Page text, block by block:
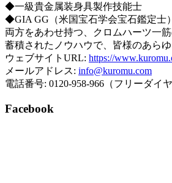
◆一級貴金属装身具製作技能士
◆GIA GG（米国宝石学会宝石鑑定士）
両方をあわせ持つ、クロムハーツ一筋
蓄積されたノウハウで、皆様のあら
ウェブサイトURL: https://
メールアドレス: info@kuromu.com
電話番号: 0120-958-966（フリーダイヤ
Facebook